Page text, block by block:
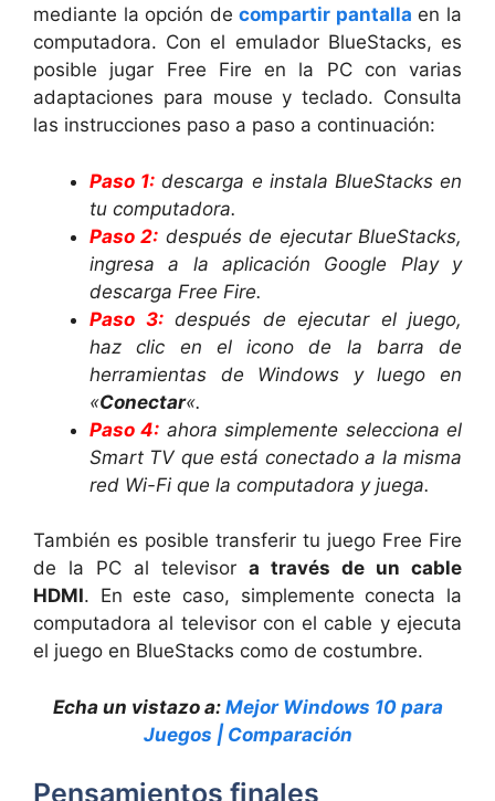
mediante la opción decompartir pantalla en la
computadora. Con el emulador BlueStacks, es
posible jugar Free Fire en la PC con varias
adaptaciones para mouse y teclado. Consulta
las instrucciones paso a paso a continuación:
Paso 1: descarga e instala BlueStacks en
tu computadora.
Paso 2: después de ejecutar BlueStacks,
ingresa a la aplicación Google Play y
descarga Free Fire.
Paso 3:después de ejecutar el juego,
haz clic en el icono de la barra de
herramientas de Windows y luego en
«Conectar«.
Paso 4: ahora simplemente selecciona el
Smart TV que está conectado a la misma
red Wi-Fi que la computadora y juega.
También es posible transferir tu juego Free Fire
de la PC al televisor a través de un cable
HDMI. En este caso, simplemente conecta la
computadora al televisor con el cable y ejecuta
el juego en BlueStacks como de costumbre.
Echa un vistazo a: Mejor Windows 10 para
Juegos | Comparación
Pensamientos finales